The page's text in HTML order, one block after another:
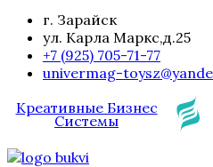
г. Зарайск
ул. Карла Маркс,д.25
+7 (925) 705-71-77
univermag-
Креативные Бизнес
Системы